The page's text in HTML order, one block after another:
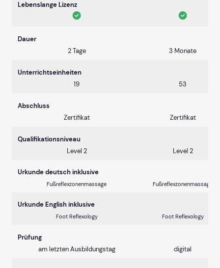
Lebenslange Lizenz
Dauer
2 Tage
3 Monate
Unterrichtseinheiten
19
53
Abschluss
Zertifikat
Zertifikat
Qualifikationsniveau
Level 2
Level 2
Urkunde deutsch inklusive
Fußreflexzonenmassage Fußreflexzonenmassage
Urkunde English inklusive
Foot Reflexology Foot Reflexology
Prüfung
am letzten Ausbildungstag
digital